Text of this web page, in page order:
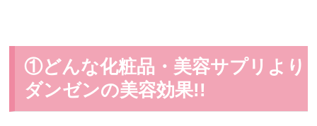
①どんな化粧品・美容サプリより
ダンゼンの美容効果!!